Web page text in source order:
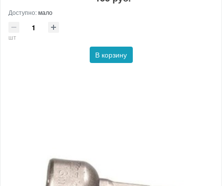
Доступно:мало
шт
В корзину